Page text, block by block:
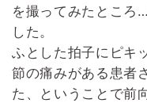
を撮ってみたところ
した。
ふとした拍子にピキ
節の痛みがある患者
た、ということで前